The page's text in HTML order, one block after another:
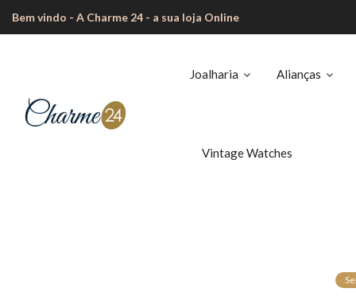
Bem vindo - A Charme 24 - a sua loja Online
Joalharia Alianças
Vintage Watches